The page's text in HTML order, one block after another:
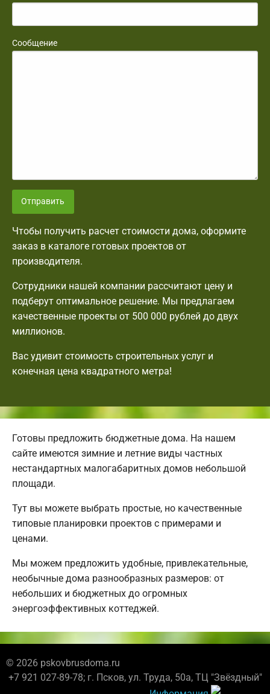
Сообщение
Отправить
Чтобы получить расчет стоимости дома, оформите
заказ в каталоге готовых проектов от
производителя.
Сотрудники нашей компании рассчитают цену и
подберут оптимальное решение. Мы предлагаем
качественные проекты от 500 000 рублей до двух
миллионов.
Вас удивит стоимость строительных услуг и
конечная цена квадратного метра!
Готовы предложить бюджетные дома. На нашем
сайте имеются зимние и летние виды частных
нестандартных малогабаритных домов небольшой
площади.
Тут вы можете выбрать простые, но качественные
типовые планировки проектов с примерами и
ценами.
Мы можем предложить удобные, привлекательные,
необычные дома разнообразных размеров: от
небольших и бюджетных до огромных
энергоэффективных коттеджей.
© 2026 pskovbrusdoma.ru
+7 921 027-89-78; г. Псков, ул. Труда, 50а, ТЦ "Звёздный"